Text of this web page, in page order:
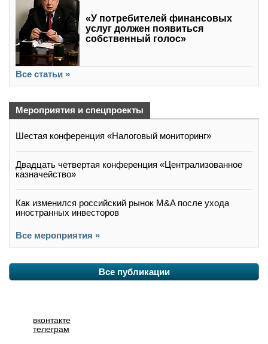
«У потребителей финансовых
услуг должен появиться
собственный голос»
Все статьи »
Мероприятия и спецпроекты
Шестая конференция «Налоговый мониторинг»
Двадцать четвертая конференция «Централизованное
казначейство»
Как изменился российский рынок M&A после ухода
иностранных инвесторов
Все мероприятия »
Все публикации
вконтакте
телеграм